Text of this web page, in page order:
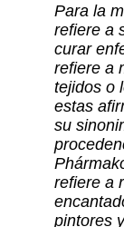
Para la
refiere a
curar
refiere a
tejidos o
estas
su
refiere a
pintores